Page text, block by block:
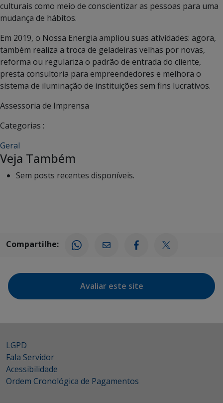
culturais como meio de conscientizar as pessoas para uma
mudança de hábitos.
Em 2019, o Nossa Energia ampliou suas atividades: agora,
também realiza a troca de geladeiras velhas por novas,
reforma ou regulariza o padrão de entrada do cliente,
presta consultoria para empreendedores e melhora o
sistema de iluminação de instituições sem fins lucrativos.
Assessoria de Imprensa
Categorias :
Geral
Veja Também
Sem posts recentes disponíveis.
Compartilhe:
Avaliar este site
LGPD
Fala Servidor
Acessibilidade
Ordem Cronológica de Pagamentos